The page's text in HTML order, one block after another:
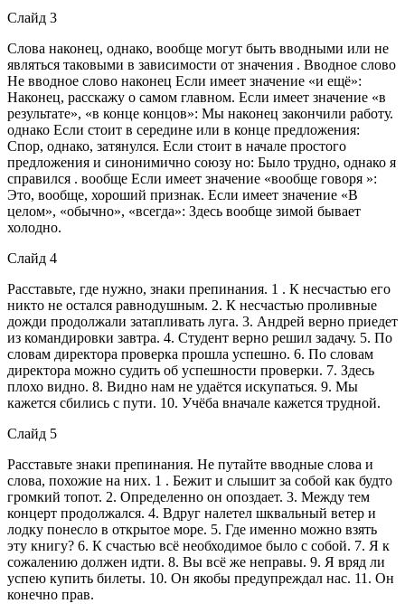
Слайд 3
Слова наконец, однако, вообще могут быть вводными или не
являться таковыми в зависимости от значения . Вводное слово
Не вводное слово наконец Если имеет значение «и ещё»:
Наконец, расскажу о самом главном. Если имеет значение «в
результате», «в конце концов»: Мы наконец закончили работу.
однако Если стоит в середине или в конце предложения:
Спор, однако, затянулся. Если стоит в начале простого
предложения и синонимично союзу но: Было трудно, однако я
справился . вообще Если имеет значение «вообще говоря »:
Это, вообще, хороший признак. Если имеет значение «В
целом», «обычно», «всегда»: Здесь вообще зимой бывает
холодно.
Слайд 4
Расставьте, где нужно, знаки препинания. 1 . К несчастью его
никто не остался равнодушным. 2. К несчастью проливные
дожди продолжали затапливать луга. 3. Андрей верно приедет
из командировки завтра. 4. Студент верно решил задачу. 5. По
словам директора проверка прошла успешно. 6. По словам
директора можно судить об успешности проверки. 7. Здесь
плохо видно. 8. Видно нам не удаётся искупаться. 9. Мы
кажется сбились с пути. 10. Учёба вначале кажется трудной.
Слайд 5
Расставьте знаки препинания. Не путайте вводные слова и
слова, похожие на них. 1 . Бежит и слышит за собой как будто
громкий топот. 2. Определенно он опоздает. 3. Между тем
концерт продолжался. 4. Вдруг налетел шквальный ветер и
лодку понесло в открытое море. 5. Где именно можно взять
эту книгу? 6. К счастью всё необходимое было с собой. 7. Я к
сожалению должен идти. 8. Вы всё же неправы. 9. Я вряд ли
успею купить билеты. 10. Он якобы предупреждал нас. 11. Он
конечно прав.